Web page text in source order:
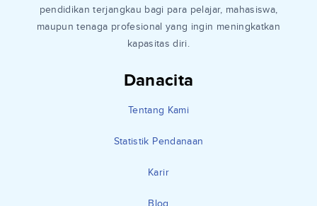
Danacita
Tentang Kami
Statistik Pendanaan
Karir
pendidikan terjangkau bagi para pelajar, mahasiswa,
maupun tenaga profesional yang ingin meningkatkan
kapasitas diri.